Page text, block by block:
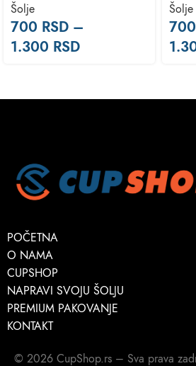
Šolje
700 RSD –
1.300 RSD
Šolje
700
POČETNA
O NAMA
CUPSHOP
NAPRAVI SVOJU ŠOLJU
PREMIUM PAKOVANJE
KONTAKT
© 2026 CupShop.rs – Sva prava